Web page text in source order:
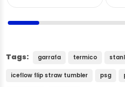
Tags: garrafa termico
iceflow flip straw tumbler psg